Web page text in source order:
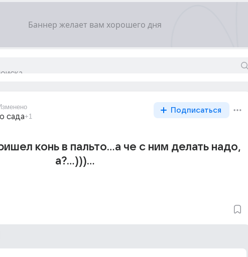
сада+1
Подписаться
конь в пальто...а че с ним делать надо,
а?...)))...